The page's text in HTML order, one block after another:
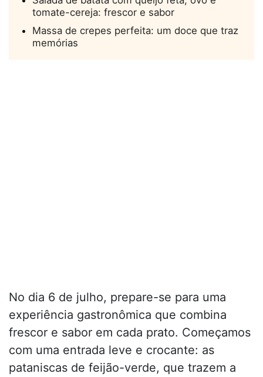
tomate-cereja: frescor e sabor
Massa de crepes perfeita: um doce que traz
memórias
No dia 6 de julho, prepare-se para uma
experiência gastronômica que combina
frescor e sabor em cada prato. Começamos
com uma entrada leve e crocante: as
pataniscas de feijão-verde, que trazem a